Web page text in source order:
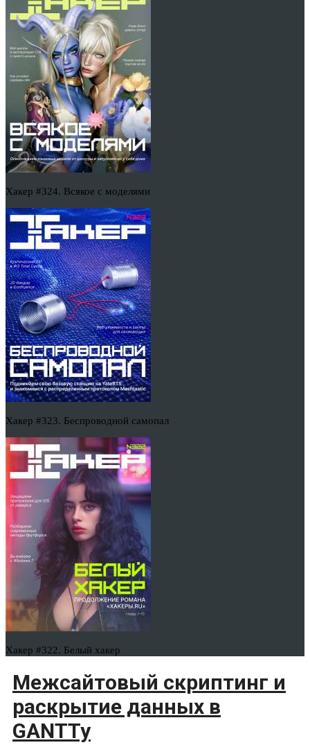
Хакер #324. Всякое с моделями
Хакер #323. Беспроводной самопал
Хакер #322. Белый хакер
Межсайтовый скриптинг и
раскрытие данных в
GANTTy